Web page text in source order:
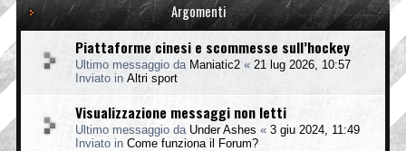
Argomenti
Piattaforme cinesi e scommesse sull’hockey
Ultimo messaggio da Maniatic2 « 21 lug 2026, 10:57
Inviato in Altri sport
Visualizzazione messaggi non letti
Ultimo messaggio da Under Ashes « 3 giu 2024, 11:49
Inviato in Come funziona il Forum?